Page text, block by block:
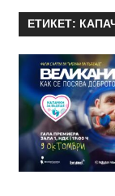
информация
за
актьори
сценарии,
нови
сезони
ЕТИКЕТ: